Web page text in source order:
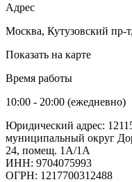
Адрес
Москва, Кутузовский пр-
Показать на карте
Время работы
10:00 - 20:00 (ежедневно)
Юридический адрес:
муниципальный округ
24, помещ. 1А/1А
ИНН: 9704075993
ОГРН: 1217700312488